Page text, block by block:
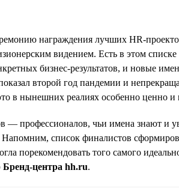
награждения лучших HR-
видением. Есть в этом
бизнес-результатов, и новые
второй год пандемии и
в нынешних реалиях особенно ценно и
— профессионалов, чьи имена знают и
список финалистов
порекомендовать того самого
центра hh.ru.